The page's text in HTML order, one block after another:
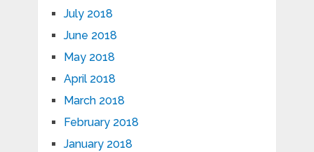
July 2018
June 2018
May 2018
April 2018
March 2018
February 2018
January 2018